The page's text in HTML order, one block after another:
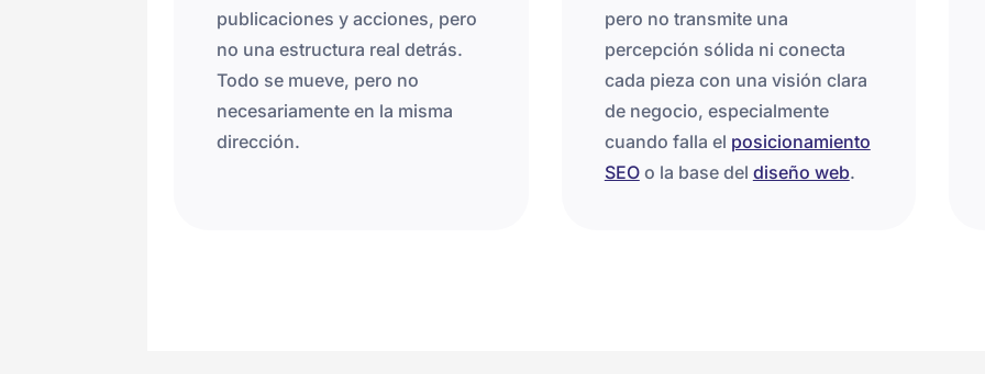
publicaciones y acciones, pero
no una estructura real detrás.
Todo se mueve, pero no
necesariamente en la misma
dirección.
pero no transmite una
percepción sólida ni conecta
cada pieza con una visión clara
de negocio, especialmente
cuando falla el posicionamiento
SEOo la base del diseño web.